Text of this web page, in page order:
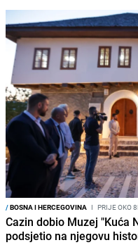
/BOSNA I HERCEGOVINA I PRIJE OKO
Cazin dobio Muzej "Kuća
podsjetio na njegovu